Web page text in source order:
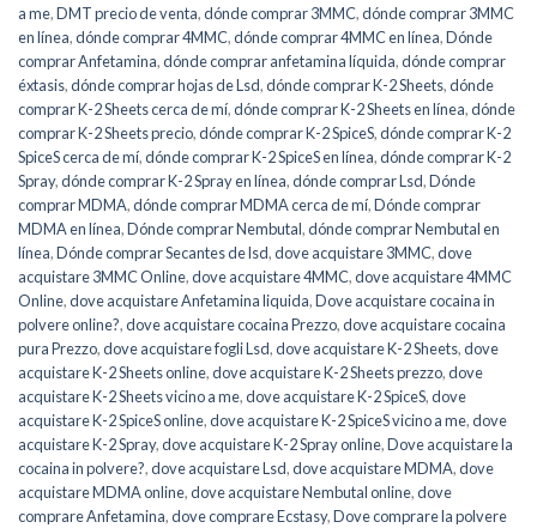
a me,DMT precio de venta,dónde comprar 3MMC,dónde comprar 3MMC
en línea,dónde comprar 4MMC,dónde comprar 4MMC en línea,Dónde
comprar Anfetamina,dónde comprar anfetamina líquida,dónde comprar
éxtasis,dónde comprar hojas de Lsd,dónde comprar K-2 Sheets,dónde
comprar K-2 Sheets cerca de mí,dónde comprar K-2 Sheets en línea,dónde
comprar K-2 Sheets precio,dónde comprar K-2 SpiceS,dónde comprar K-2
SpiceS cerca de mí,dónde comprar K-2 SpiceS en línea,dónde comprar K-2
Spray,dónde comprar K-2 Spray en línea,dónde comprar Lsd,Dónde
comprar MDMA,dónde comprar MDMA cerca de mí,Dónde comprar
MDMA en línea,Dónde comprar Nembutal,dónde comprar Nembutal en
línea,Dónde comprar Secantes de lsd,dove acquistare 3MMC,dove
acquistare 3MMC Online,dove acquistare 4MMC,dove acquistare 4MMC
Online,dove acquistare Anfetamina liquida,Dove acquistare cocaina in
polvere online?,dove acquistare cocaina Prezzo,dove acquistare cocaina
pura Prezzo,dove acquistare fogli Lsd,dove acquistare K-2 Sheets,dove
acquistare K-2 Sheets online,dove acquistare K-2 Sheets prezzo,dove
acquistare K-2 Sheets vicino a me,dove acquistare K-2 SpiceS,dove
acquistare K-2 SpiceS online,dove acquistare K-2 SpiceS vicino a me,dove
acquistare K-2 Spray,dove acquistare K-2 Spray online,Dove acquistare la
cocaina in polvere?,dove acquistare Lsd,dove acquistare MDMA,dove
acquistare MDMA online,dove acquistare Nembutal online,dove
comprare Anfetamina,dove comprare Ecstasy,Dove comprare la polvere